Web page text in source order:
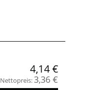
4,14 €
Nettopreis:3,36 €